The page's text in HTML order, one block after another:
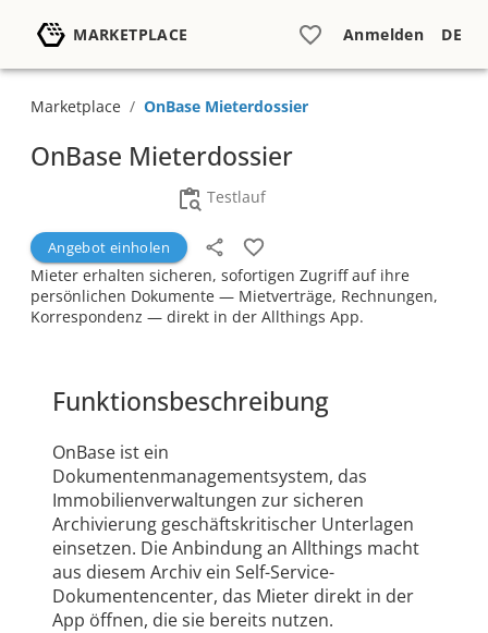
MARKETPLACE Anmelden DE
Marketplace / OnBase Mieterdossier
OnBase Mieterdossier
Testlauf
Angebot einholen
Mieter erhalten sicheren, sofortigen Zugriff auf ihre
persönlichen Dokumente — Mietverträge, Rechnungen,
Korrespondenz — direkt in der Allthings App.
Funktionsbeschreibung
OnBase ist ein
Dokumentenmanagementsystem, das
Immobilienverwaltungen zur sicheren
Archivierung geschäftskritischer Unterlagen
einsetzen. Die Anbindung an Allthings macht
aus diesem Archiv ein Self-Service-
Dokumentencenter, das Mieter direkt in der
App öffnen, die sie bereits nutzen.